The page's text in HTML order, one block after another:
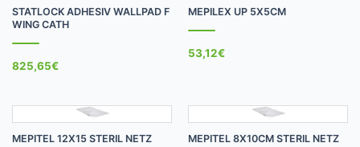
STATLOCK ADHESIV WALLPAD F
WING CATH
825,65€
MEPILEX UP 5X5CM
53,12€
MEPITEL 12X15 STERIL NETZ MEPITEL 8X10CM STERIL NETZ